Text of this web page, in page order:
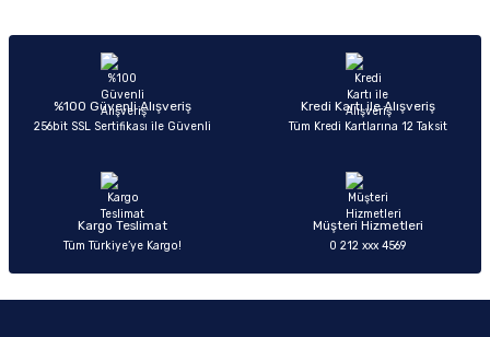
Ürün açıklamasında eksik bilgiler bulunuyor.
Ürün bilgilerinde hatalar bulunuyor.
Ürün fiyatı diğer sitelerden daha pahalı.
Sitemize ilk yorumu siz yapın!
%100 Güvenli Alışveriş
256bit SSL Sertifikası ile Güvenli
Kredi Kartı ile Alışveriş
Tüm Kredi Kartlarına 12 Taksit
Kargo Teslimat
Tüm Türkiye’ye Kargo!
Müşteri Hizmetleri
0 212 xxx 4569